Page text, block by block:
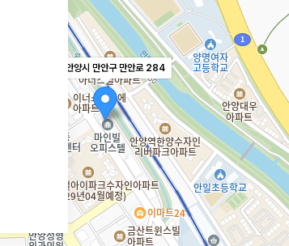
경기 안양시 만안구 만안로 284